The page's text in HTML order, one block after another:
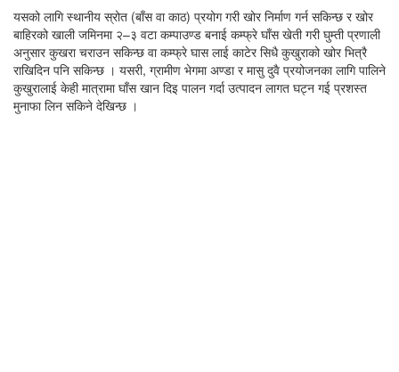
यसको लागि स्थानीय स्रोत (बाँस वा काठ) प्रयोग गरी खोर निर्माण गर्न सकिन्छ र खोर
बाहिरको खाली जमिनमा २–३ वटा कम्पाउण्ड बनाई कम्फ्रे घाँस खेती गरी घुम्ती प्रणाली
अनुसार कुखरा चराउन सकिन्छ वा कम्फ्रे घास लाई काटेर सिधै कुखुराको खोर भित्रै
राखिदिन पनि सकिन्छ । यसरी, ग्रामीण भेगमा अण्डा र मासु दुवै प्रयोजनका लागि पालिने
कुखुरालाई केही मात्रामा घाँस खान दिइ पालन गर्दा उत्पादन लागत घट्न गई प्रशस्त
मुनाफा लिन सकिने देखिन्छ ।